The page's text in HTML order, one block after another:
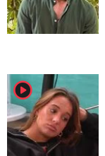
player2